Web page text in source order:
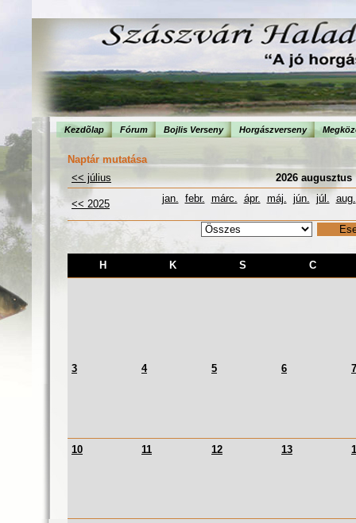
Kezdõlap Fórum Bojlis Verseny Horgászverseny
Naptár mutatása
<< július
2026 augusztus
<< 2025 jan. febr. márc. ápr. máj. jún. júl. aug.
H K S C
3 4 5 6 7
10 11 12 13